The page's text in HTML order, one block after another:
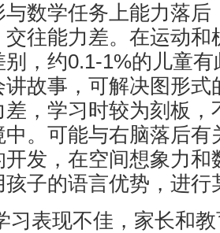
数学任务上能力落后
交往能力差。在运动
，约0.1-1%的儿童
讲故事，可解决图形式
差，学习时较为刻板，
。可能与右脑落后有
发，在空间想象力和
子的语言优势，进行
习表现不佳，家长和